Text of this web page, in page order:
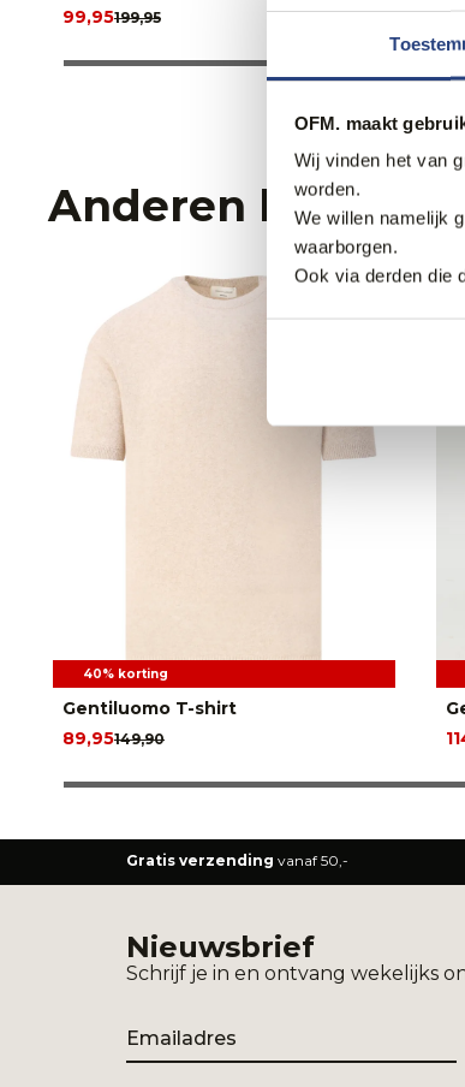
OFM. maakt
Wij vinden het van
worden.
We willen namelijk
waarborgen.
Ook via derden die
199,95
99,95
Anderen
40% korting
Gentiluomo T-shirt
149,90
89,95
Gratis verzending vanaf 50,-
Nieuwsbrief
Schrijf je in en ontvang wekelijks
Email